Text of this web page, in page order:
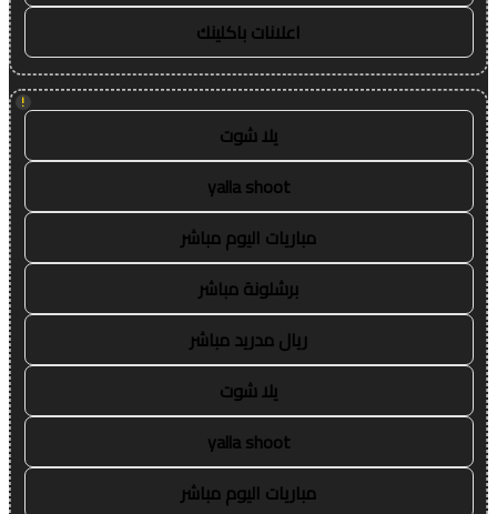
اعلانات باكلينك
!
يلا شوت
yalla shoot
مباريات اليوم مباشر
برشلونة مباشر
ريال مدريد مباشر
يلا شوت
yalla shoot
مباريات اليوم مباشر